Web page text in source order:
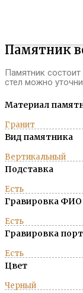
Памятник
Памятник
стел можно
Материал
Гранит
Вид памятника
Вертикальный
Подставка
Есть
Гравировка ФИО
Есть
Гравировка
Есть
Цвет
Черный